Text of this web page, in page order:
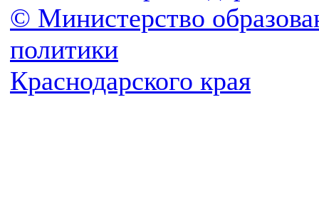
© Министерство
политики
Краснодарского края